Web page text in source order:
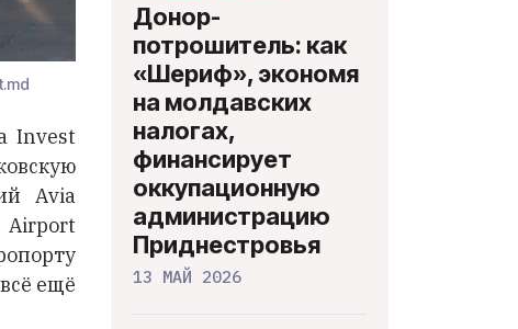
Invest
Avia
Airport
ещё
Донор-
потрошитель: как
«Шериф», экономя
на молдавских
налогах,
финансирует
оккупационную
администрацию
Приднестровья
13 МАЙ 2026